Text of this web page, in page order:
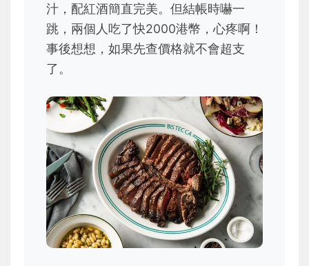
汁，配紅酒簡直完美。但結帳時嚇一
跳，兩個人吃了快2000港幣，心疼啊！
事後想想，如果先查價格就不會超支
了。